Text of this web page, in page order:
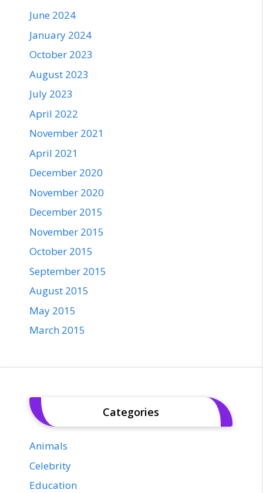
June 2024
January 2024
October 2023
August 2023
July 2023
April 2022
November 2021
April 2021
December 2020
November 2020
December 2015
November 2015
October 2015
September 2015
August 2015
May 2015
March 2015
Categories
Animals
Celebrity
Education